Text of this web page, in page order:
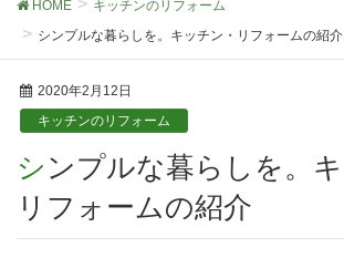
HOME
キッチンのリフォーム
シンプルな暮らしを。キッチン・リフォームの紹介
2020年2月12日
キッチンのリフォーム
シンプルな暮らしを。キッチン・
リフォームの紹介